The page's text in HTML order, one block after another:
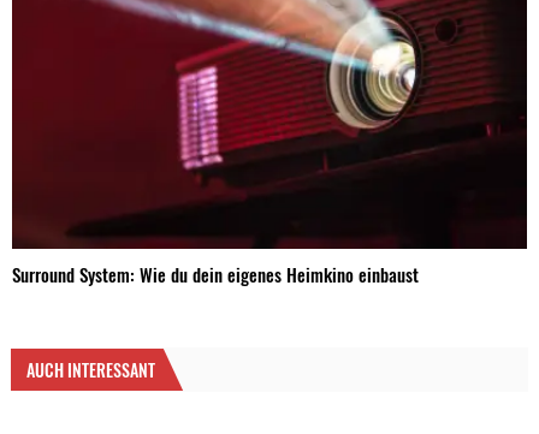
Surround System: Wie du dein eigenes Heimkino einbaust
AUCH INTERESSANT